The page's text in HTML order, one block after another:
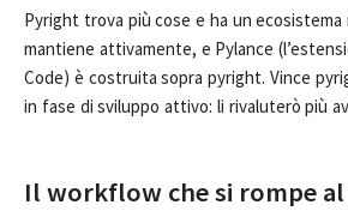
Pyright trova più cose e ha un
mantiene attivamente, e Pylance
Code) è costruita sopra pyright. Vince
in fase di sviluppo attivo: li rivaluterò più
Il workflow che si rompe